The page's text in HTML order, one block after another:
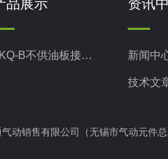
品展示
3KQ-B不供油板接式气控换向阀
资讯
新闻中
技术文
动销售有限公司（无锡市气动元件